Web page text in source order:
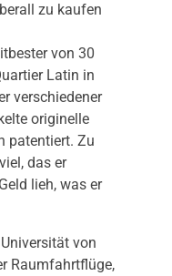
zu kaufen
von 30
Latin in
verschiedener
originelle
patentiert. Zu
das er
lieh, was er
von
Raumfahrtflüge,